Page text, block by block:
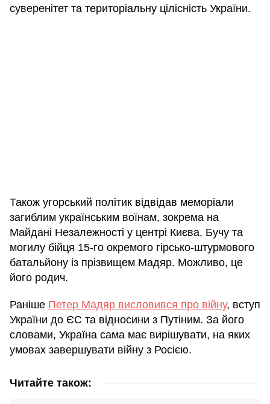
суверенітет та територіальну цілісність України.
Також угорський політик відвідав меморіали
загиблим українським воїнам, зокрема на
Майдані Незалежності у центрі Києва, Бучу та
могилу бійця 15-го окремого гірсько-штурмового
батальйону із прізвищем Мадяр. Можливо, це
його родич.
Раніше Петер Мадяр висловився про війну, вступ
України до ЄС та відносини з Путіним. За його
словами, Україна сама має вирішувати, на яких
умовах завершувати війну з Росією.
Читайте також: